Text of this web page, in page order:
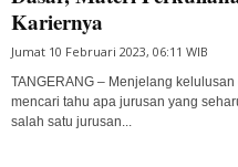
Kariernya
Jumat 10 Februari 2023, 06:11 WIB
TANGERANG – Menjelang
mencari tahu apa jurusan yang
salah satu jurusan...